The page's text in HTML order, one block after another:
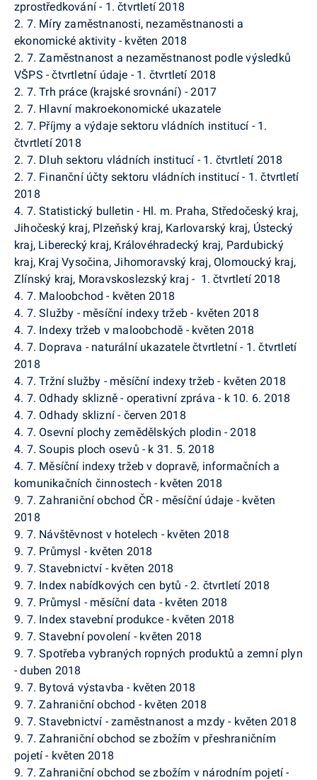
zprostředkování - 1. čtvrtletí 2018
2. 7. Míry zaměstnanosti, nezaměstnanosti a
ekonomické aktivity - květen 2018
2. 7. Zaměstnanost a nezaměstnanost podle výsledků
VŠPS - čtvrtletní údaje - 1. čtvrtletí 2018
2. 7. Trh práce (krajské srovnání) - 2017
2. 7. Hlavní makroekonomické ukazatele
2. 7. Příjmy a výdaje sektoru vládních institucí - 1.
čtvrtletí 2018
2. 7. Dluh sektoru vládních institucí - 1. čtvrtletí 2018
2. 7. Finanční účty sektoru vládních institucí - 1. čtvrtletí
2018
4. 7. Statistický bulletin - Hl. m. Praha, Středočeský kraj,
Jihočeský kraj, Plzeňský kraj, Karlovarský kraj, Ústecký
kraj, Liberecký kraj, Královéhradecký kraj, Pardubický
kraj, Kraj Vysočina, Jihomoravský kraj, Olomoucký kraj,
Zlínský kraj, Moravskoslezský kraj - 1. čtvrtletí 2018
4. 7. Maloobchod - květen 2018
4. 7. Služby - měsíční indexy tržeb - květen 2018
4. 7. Indexy tržeb v maloobchodě - květen 2018
4. 7. Doprava - naturální ukazatele čtvrtletní - 1. čtvrtletí
2018
4. 7. Tržní služby - měsíční indexy tržeb - květen 2018
4. 7. Odhady sklizně - operativní zpráva - k 10. 6. 2018
4. 7. Odhady sklizní - červen 2018
4. 7. Osevní plochy zemědělských plodin - 2018
4. 7. Soupis ploch osevů - k 31. 5. 2018
4. 7. Měsíční indexy tržeb v dopravě, informačních a
komunikačních činnostech - květen 2018
9. 7. Zahraniční obchod ČR - měsíční údaje - květen
2018
9. 7. Návštěvnost v hotelech - květen 2018
9. 7. Průmysl - květen 2018
9. 7. Stavebnictví - květen 2018
9. 7. Index nabídkových cen bytů - 2. čtvrtletí 2018
9. 7. Průmysl - měsíční data - květen 2018
9. 7. Index stavební produkce - květen 2018
9. 7. Stavební povolení - květen 2018
9. 7. Spotřeba vybraných ropných produktů a zemní plyn
- duben 2018
9. 7. Bytová výstavba - květen 2018
9. 7. Zahraniční obchod - květen 2018
9. 7. Stavebnictví - zaměstnanost a mzdy - květen 2018
9. 7. Zahraniční obchod se zbožím v přeshraničním
pojetí - květen 2018
9. 7. Zahraniční obchod se zbožím v národním pojetí -